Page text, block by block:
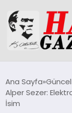
Ana Sayfa Güncel
Alper Sezer:
İsim